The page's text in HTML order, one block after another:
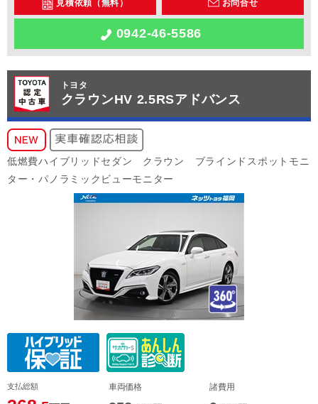
見積依頼（無料） お問合せ
0942-46-5586
トヨタ
クラウンHV 2.5RSアドバンス
低燃費ハイブリッドセダン クラウン ブラインドスポットモニ
ター・パノラミックビューモニター
支払総額 車両価格 諸費用